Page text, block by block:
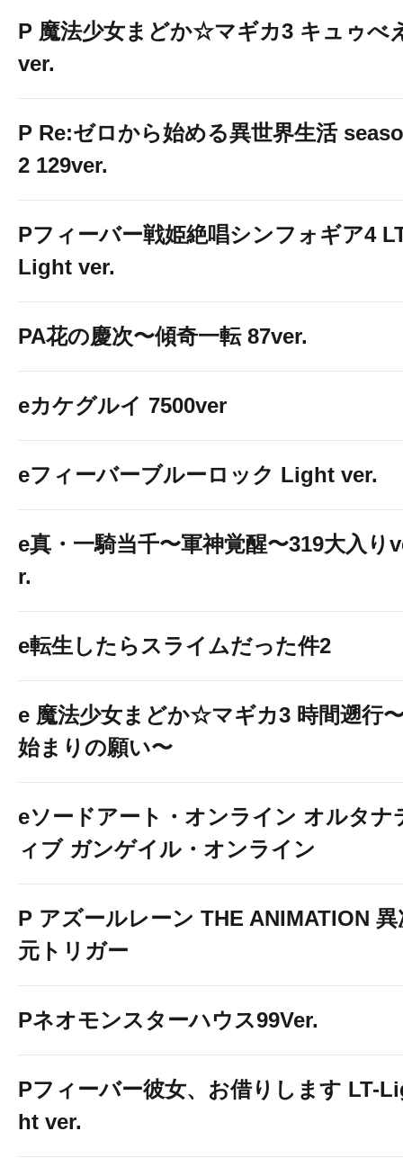
P 魔法少女まどか☆マギカ3 キュゥべ
ver.
P Re:ゼロから始める異世界生活
2 129ver.
Pフィーバー戦姫絶唱シンフォギア4
Light ver.
PA花の慶次〜傾奇一転 87ver.
eカケグルイ 7500ver
eフィーバーブルーロック Light ver.
e真・一騎当千〜軍神覚醒〜319大入り
r.
e転生したらスライムだった件2
e 魔法少女まどか☆マギカ3 時間遡行
始まりの願い〜
eソードアート・オンライン オルタナ
ィブ ガンゲイル・オンライン
P アズールレーン THE ANIMATION 異
元トリガー
Pネオモンスターハウス99Ver.
Pフィーバー彼女、お借りします LT-
ht ver.